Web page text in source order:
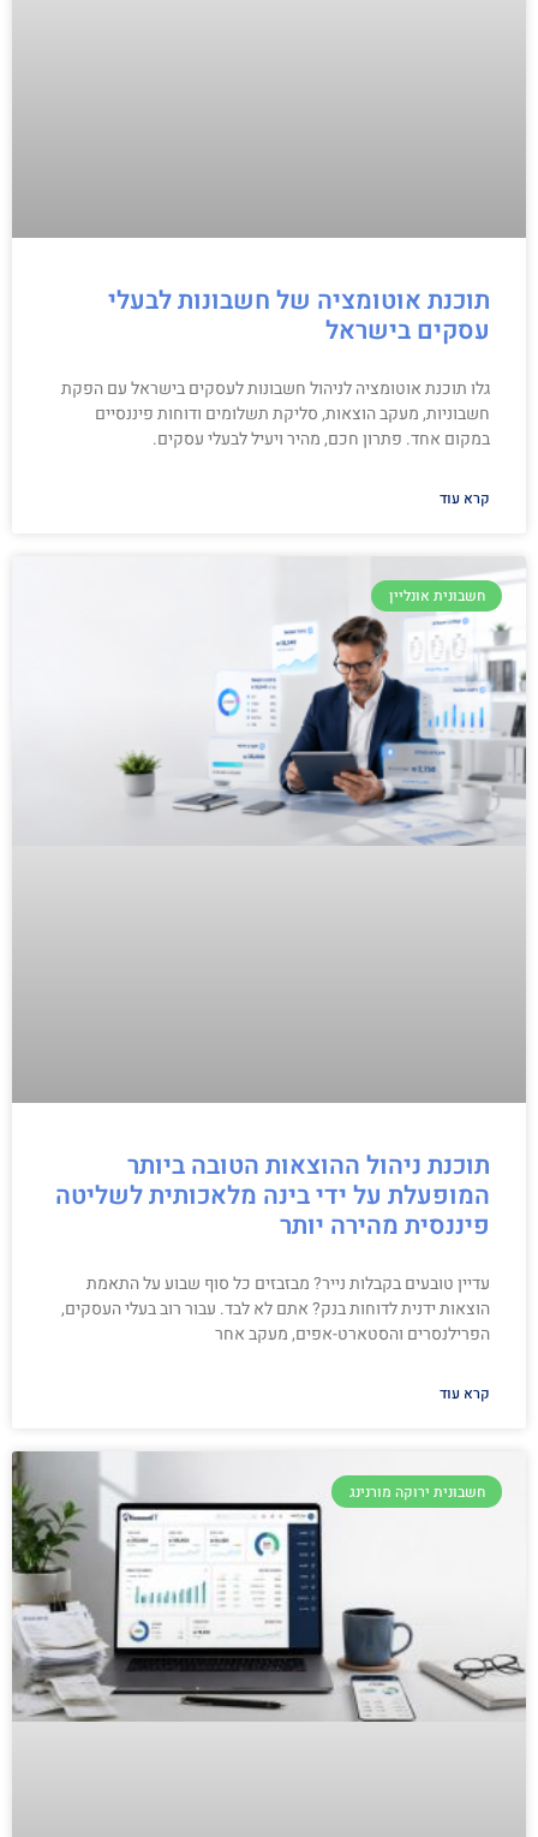
תוכנת אוטומציה של חשבונות לבעלי
עסקים בישראל
גלו תוכנת אוטומציה לניהול חשבונות לעסקים בישראל עם הפקת
חשבוניות, מעקב הוצאות, סליקת תשלומים ודוחות פיננסיים
במקום אחד. פתרון חכם, מהיר ויעיל לבעלי עסקים.
קרא עוד
חשבונית אונליין
תוכנת ניהול ההוצאות הטובה ביותר
המופעלת על ידי בינה מלאכותית לשליטה
פיננסית מהירה יותר
עדיין טובעים בקבלות נייר? מבזבזים כל סוף שבוע על התאמת
הוצאות ידנית לדוחות בנק? אתם לא לבד. עבור רוב בעלי העסקים,
הפרילנסרים והסטארט-אפים, מעקב אחר
קרא עוד
חשבונית ירוקה מורנינג